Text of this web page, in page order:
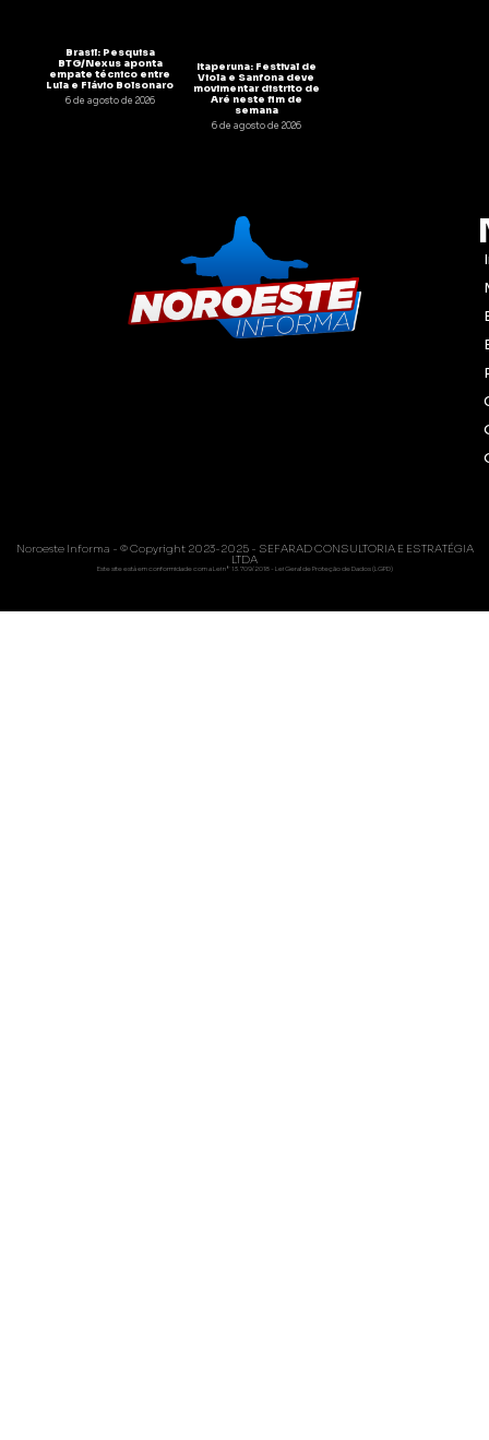
Brasil: Pesquisa
BTG/Nexus aponta
empate técnico entre
Lula e Flávio Bolsonaro
6 de agosto de 2026
Itaperuna: Festival de
Viola e Sanfona deve
movimentar distrito de
Aré neste fim de
semana
6 de agosto de 2026
Noroeste Informa - © Copyright 2023-2025 - SEFARAD CONSULTORIA E ESTRATÉGIA
LTDA
Este site está em conformidade com a Lei nº 13.709/2018 - Lei Geral de Proteção de Dados (LGPD)